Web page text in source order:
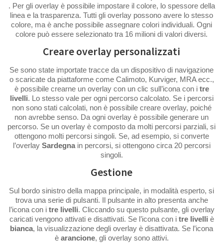
. Per gli overlay è possibile impostare il colore, lo spessore della
linea e la trasparenza. Tutti gli overlay possono avere lo stesso
colore, ma è anche possibile assegnare colori individuali. Ogni
colore può essere selezionato tra 16 milioni di valori diversi.
Creare overlay personalizzati
Se sono state importate tracce da un dispositivo di navigazione
o scaricate da piattaforme come Calimoto, Kurviger, MRA ecc.,
è possibile crearne un overlay con un clic sull’icona con i tre
livelli. Lo stesso vale per ogni percorso calcolato. Se i percorsi
non sono stati calcolati, non è possibile creare overlay, poiché
non avrebbe senso. Da ogni overlay è possibile generare un
percorso. Se un overlay è composto da molti percorsi parziali, si
ottengono molti percorsi singoli. Se, ad esempio, si converte
l’overlay Sardegnain percorsi, si ottengono circa 20 percorsi
singoli.
Gestione
Sul bordo sinistro della mappa principale, in modalità esperto, si
trova una serie di pulsanti. Il pulsante in alto presenta anche
l’icona con i tre livelli. Cliccando su questo pulsante, gli overlay
caricati vengono attivati e disattivati. Se l’icona con i tre livelli è
bianca, la visualizzazione degli overlay è disattivata. Se l’icona
è arancione, gli overlay sono attivi.